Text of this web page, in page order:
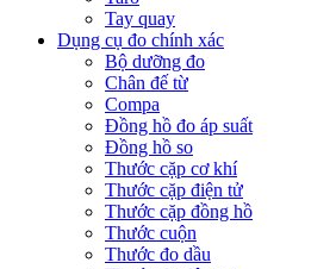
Tay quay
Dụng cụ đo chính xác
Bộ dưỡng đo
Chân đế từ
Compa
Đồng hồ đo áp suất
Đồng hồ so
Thước cặp cơ khí
Thước cặp điện tử
Thước cặp đồng hồ
Thước cuộn
Thước đo dầu